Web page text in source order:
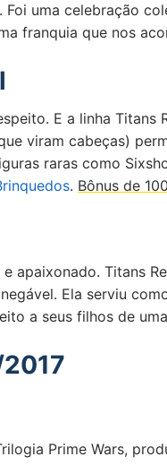
uma celebração
franquia que nos
E a linha
viram cabeças)
raras como
. Bônus de
apaixonado. Titans
Ela serviu
a seus filhos de
Prime Wars,